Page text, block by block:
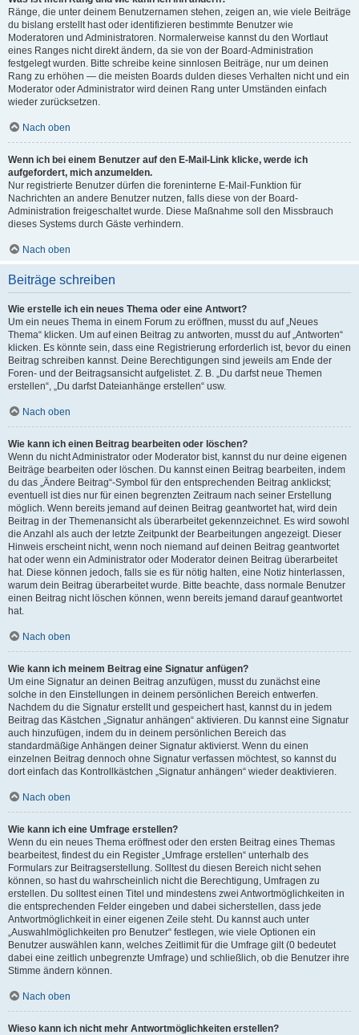
Ränge, die unter deinem Benutzernamen stehen, zeigen an, wie viele Beiträge
du bislang erstellt hast oder identifizieren bestimmte Benutzer wie
Moderatoren und Administratoren. Normalerweise kannst du den Wortlaut
eines Ranges nicht direkt ändern, da sie von der Board-Administration
festgelegt wurden. Bitte schreibe keine sinnlosen Beiträge, nur um deinen
Rang zu erhöhen — die meisten Boards dulden dieses Verhalten nicht und ein
Moderator oder Administrator wird deinen Rang unter Umständen einfach
wieder zurücksetzen.
Nach oben
Wenn ich bei einem Benutzer auf den E-Mail-Link klicke, werde ich
aufgefordert, mich anzumelden.
Nur registrierte Benutzer dürfen die foreninterne E-Mail-Funktion für
Nachrichten an andere Benutzer nutzen, falls diese von der Board-
Administration freigeschaltet wurde. Diese Maßnahme soll den Missbrauch
dieses Systems durch Gäste verhindern.
Nach oben
Beiträge schreiben
Wie erstelle ich ein neues Thema oder eine Antwort?
Um ein neues Thema in einem Forum zu eröffnen, musst du auf „Neues
Thema“ klicken. Um auf einen Beitrag zu antworten, musst du auf „Antworten“
klicken. Es könnte sein, dass eine Registrierung erforderlich ist, bevor du einen
Beitrag schreiben kannst. Deine Berechtigungen sind jeweils am Ende der
Foren- und der Beitragsansicht aufgelistet. Z. B. „Du darfst neue Themen
erstellen“, „Du darfst Dateianhänge erstellen“ usw.
Nach oben
Wie kann ich einen Beitrag bearbeiten oder löschen?
Wenn du nicht Administrator oder Moderator bist, kannst du nur deine eigenen
Beiträge bearbeiten oder löschen. Du kannst einen Beitrag bearbeiten, indem
du das „Ändere Beitrag“-Symbol für den entsprechenden Beitrag anklickst;
eventuell ist dies nur für einen begrenzten Zeitraum nach seiner Erstellung
möglich. Wenn bereits jemand auf deinen Beitrag geantwortet hat, wird dein
Beitrag in der Themenansicht als überarbeitet gekennzeichnet. Es wird sowohl
die Anzahl als auch der letzte Zeitpunkt der Bearbeitungen angezeigt. Dieser
Hinweis erscheint nicht, wenn noch niemand auf deinen Beitrag geantwortet
hat oder wenn ein Administrator oder Moderator deinen Beitrag überarbeitet
hat. Diese können jedoch, falls sie es für nötig halten, eine Notiz hinterlassen,
warum dein Beitrag überarbeitet wurde. Bitte beachte, dass normale Benutzer
einen Beitrag nicht löschen können, wenn bereits jemand darauf geantwortet
hat.
Nach oben
Wie kann ich meinem Beitrag eine Signatur anfügen?
Um eine Signatur an deinen Beitrag anzufügen, musst du zunächst eine
solche in den Einstellungen in deinem persönlichen Bereich entwerfen.
Nachdem du die Signatur erstellt und gespeichert hast, kannst du in jedem
Beitrag das Kästchen „Signatur anhängen“ aktivieren. Du kannst eine Signatur
auch hinzufügen, indem du in deinem persönlichen Bereich das
standardmäßige Anhängen deiner Signatur aktivierst. Wenn du einen
einzelnen Beitrag dennoch ohne Signatur verfassen möchtest, so kannst du
dort einfach das Kontrollkästchen „Signatur anhängen“ wieder deaktivieren.
Nach oben
Wie kann ich eine Umfrage erstellen?
Wenn du ein neues Thema eröffnest oder den ersten Beitrag eines Themas
bearbeitest, findest du ein Register „Umfrage erstellen“ unterhalb des
Formulars zur Beitragserstellung. Solltest du diesen Bereich nicht sehen
können, so hast du wahrscheinlich nicht die Berechtigung, Umfragen zu
erstellen. Du solltest einen Titel und mindestens zwei Antwortmöglichkeiten in
die entsprechenden Felder eingeben und dabei sicherstellen, dass jede
Antwortmöglichkeit in einer eigenen Zeile steht. Du kannst auch unter
„Auswahlmöglichkeiten pro Benutzer“ festlegen, wie viele Optionen ein
Benutzer auswählen kann, welches Zeitlimit für die Umfrage gilt (0 bedeutet
dabei eine zeitlich unbegrenzte Umfrage) und schließlich, ob die Benutzer ihre
Stimme ändern können.
Nach oben
Wieso kann ich nicht mehr Antwortmöglichkeiten erstellen?